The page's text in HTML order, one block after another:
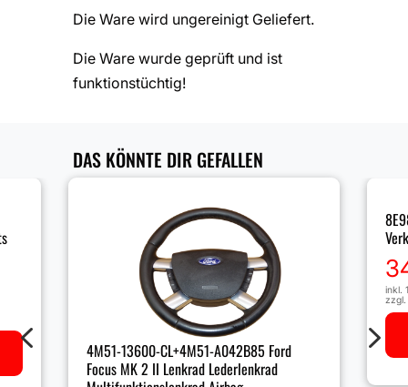
Die Ware wird ungereinigt Geliefert.
Die Ware wurde geprüft und ist
funktionstüchtig!
DAS KÖNNTE DIR GEFALLEN
4M51-13600-CL+4M51-A042B85 Ford
Focus MK 2 II Lenkrad Lederlenkrad
inkl.
zzgl.
4 5